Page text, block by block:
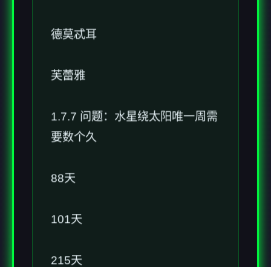
德莫忒耳
芙蕾雅
1.7.7 问题：水星绕太阳唯一周需
要数个久
88天
101天
215天